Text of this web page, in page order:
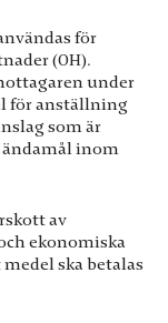
för
(OH).
under
för anställning
som är
ändamål inom
av
ekonomiska
ska betalas